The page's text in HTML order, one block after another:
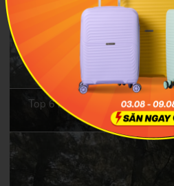
Top 6 hãng taxi Xuyên Mộc
dùng